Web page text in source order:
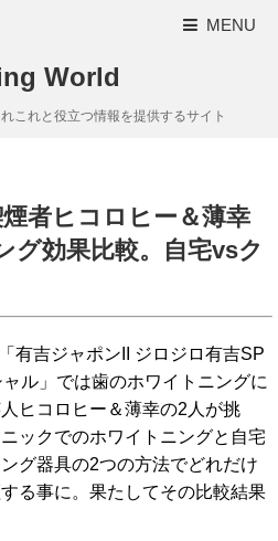
MENU
World
これと役立つ情報を提供するサイト
者ヒコロヒー＆薄幸
グ効果比較。自宅vsク
有吉ジャポンII ジロジロ有吉SP
ル」では歯のホワイトニングに
ヒコロヒー＆薄幸の2人が挑
ックでのホワイトニングと自宅
グ器具の2つの方法でどれだけ
る事に。果たしてその比較結果